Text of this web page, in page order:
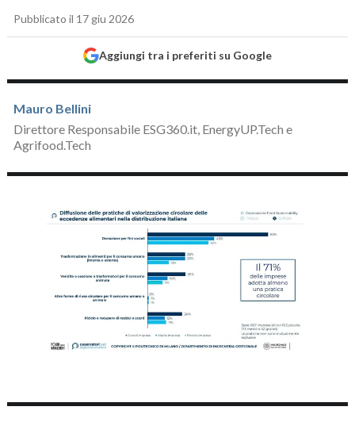
Pubblicato il 17 giu 2026
Aggiungi tra i preferiti su Google
Mauro Bellini
Direttore Responsabile ESG360.it, EnergyUP.Tech e
Agrifood.Tech